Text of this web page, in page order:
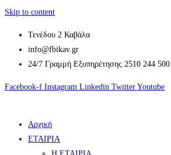
Skip to content
Τενέδου 2 Καβάλα
info@fbikav.gr
24/7 Γραμμή Εξυπηρέτησης 2510 244 500
Facebook-f Instagram Linkedin Twitter Youtube
Αρχική
ΕΤΑΙΡΙΑ